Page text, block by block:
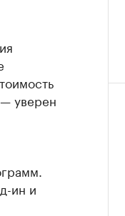
уверен
ин и